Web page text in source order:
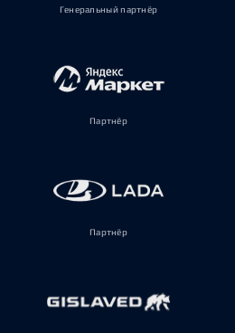
Генеральный партнёр
Партнёр
Партнёр